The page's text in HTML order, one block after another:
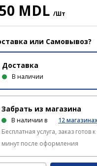
MDL /Шт
или Самовывоз?
Доставка
В наличии
Забрать из магазина
В наличии в 12
Бесплатная услуга, заказ готов
минут после оформления